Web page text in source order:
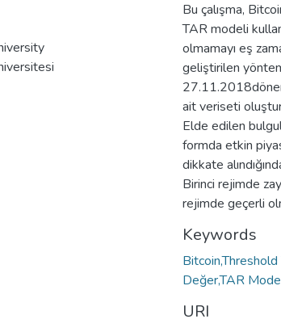
Bu çalışma,
TAR modeli
olmamayı eş
geliştirilen
ait veriseti
Elde edilen
formda etkin
dikkate
Birinci rejimde
rejimde geçerli
Keywords
Değer,TAR
URI